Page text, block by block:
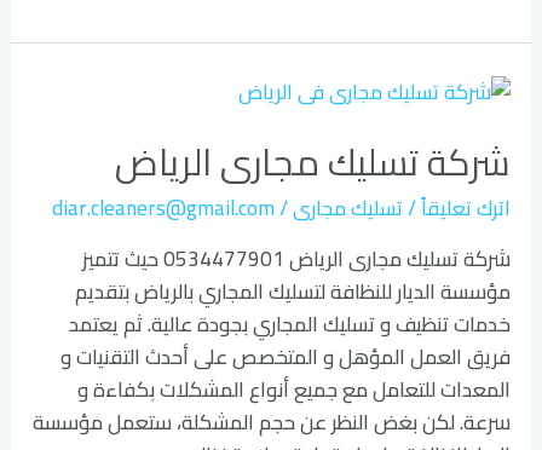
شركة تسليك مجارى الرياض
اترك تعليقاً/تسليك مجارى/
diar.cleaners@gmail.com
شركة تسليك مجارى الرياض 0534477901 حيث تتميز
مؤسسة الديار للنظافة لتسليك المجاري بالرياض بتقديم
خدمات تنظيف و تسليك المجاري بجودة عالية. ثم يعتمد
فريق العمل المؤهل و المتخصص على أحدث التقنيات و
المعدات للتعامل مع جميع أنواع المشكلات بكفاءة و
سرعة. لكن بغض النظر عن حجم المشكلة، ستعمل مؤسسة
شركة
مجارى
الرياض